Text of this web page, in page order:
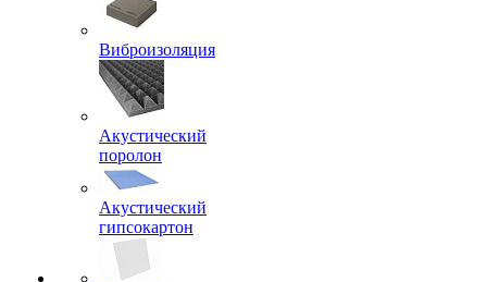
Виброизоляция
Акустический
поролон
Акустический
гипсокартон